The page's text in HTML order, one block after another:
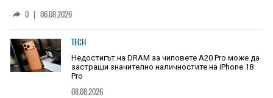
0 | 06.08.2026
TECH
Недостигът на DRAM за чиповете A20 Pro може да
застраши значително наличностите на iPhone 18
Pro
08.08.2026